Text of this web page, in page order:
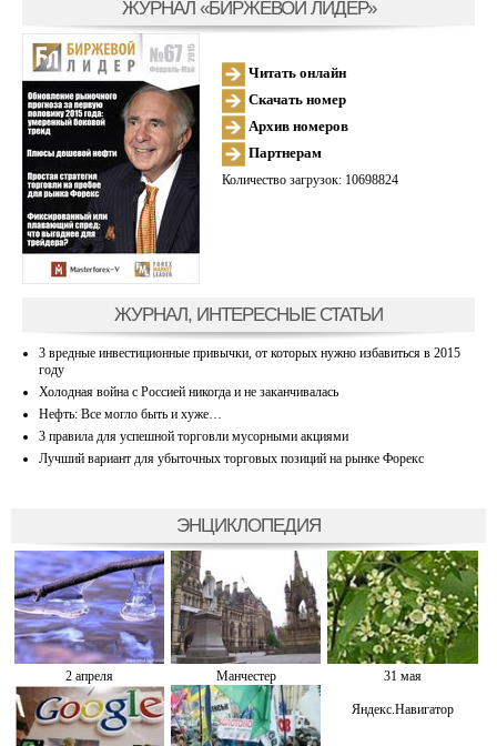
ЖУРНАЛ «БИРЖЕВОЙ ЛИДЕР»
Читать онлайн
Скачать номер
Архив номеров
Партнерам
Количество загрузок: 10698824
ЖУРНАЛ, ИНТЕРЕСНЫЕ СТАТЬИ
3 вредные инвестиционные привычки, от которых нужно избавиться в 2015
году
Холодная война с Россией никогда и не заканчивалась
Нефть: Все могло быть и хуже…
3 правила для успешной торговли мусорными акциями
Лучший вариант для убыточных торговых позиций на рынке Форекс
ЭНЦИКЛОПЕДИЯ
2 апреля Манчестер 31 мая
Яндекс.Навигатор